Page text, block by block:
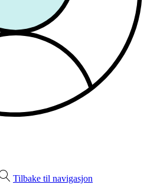
Tilbake til navigasjon